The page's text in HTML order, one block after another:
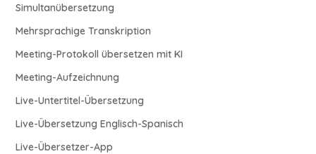
Simultanübersetzung
Mehrsprachige Transkription
Meeting-Protokoll übersetzen mit KI
Meeting-Aufzeichnung
Live-Untertitel-Übersetzung
Live-Übersetzung Englisch-Spanisch
Live-Übersetzer-App